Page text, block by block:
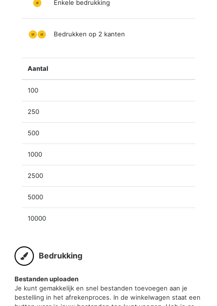
Enkele bedrukking
Bedrukken op 2 kanten
Aantal
100
250
500
1000
2500
5000
10000
Bedrukking
Bestanden uploaden
Je kunt gemakkelijk en snel bestanden toevoegen aan je
bestelling in het afrekenproces. In de winkelwagen staat een